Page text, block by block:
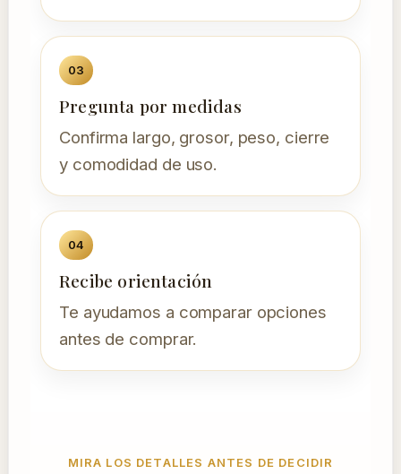
Pregunta por medidas
Confirma largo, grosor, peso, cierre
y comodidad de uso.
Recibe orientación
Te ayudamos a comparar opciones
antes de comprar.
MIRA LOS DETALLES ANTES DE DECIDIR